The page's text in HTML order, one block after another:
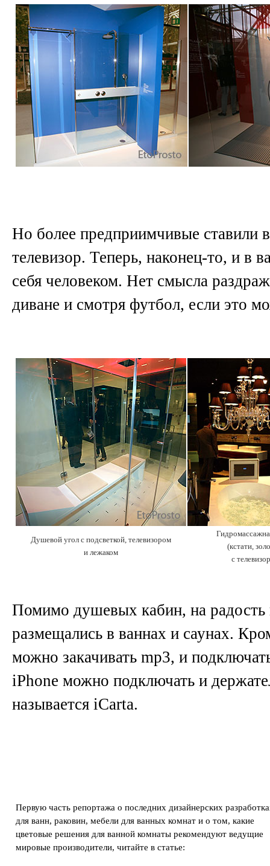
Но более предприимчивые ставили
телевизор. Теперь, наконец-то, и в
себя человеком. Нет смысла
диване и смотря футбол, если это
Душевой угол с подсветкой, телевизором
и лежаком
(кстати,
с
Помимо душевых кабин, на радость
размещались в ваннах и саунах.
можно закачивать mp3, и
iPhone можно подключать и
называется iCarta.
Первую часть репортажа о последних дизайнерских
для ванн, раковин, мебели для ванных комнат и о том, какие
цветовые решения для ванной комнаты рекомендуют ведущие
мировые производители, читайте в статье: